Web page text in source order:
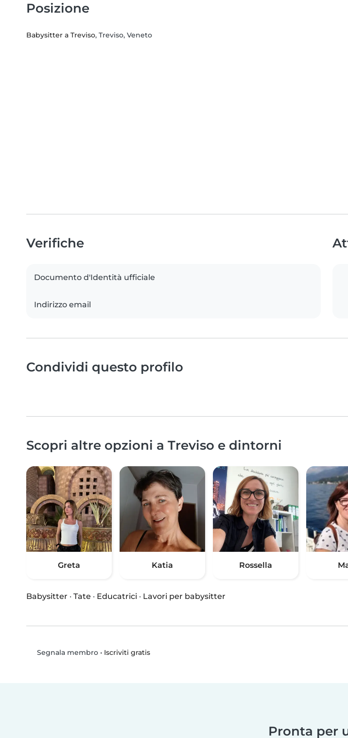
Posizione
Babysitter a Treviso, Treviso, Veneto
Verifiche
Documento d'Identità ufficiale
Indirizzo email
Condividi questo profilo
Scopri altre opzioni a Treviso e dintorni
Greta Katia Rossella
Babysitter · Tate · Educatrici · Lavori per babysitter
Segnala membro• Iscriviti gratis
Pronta per